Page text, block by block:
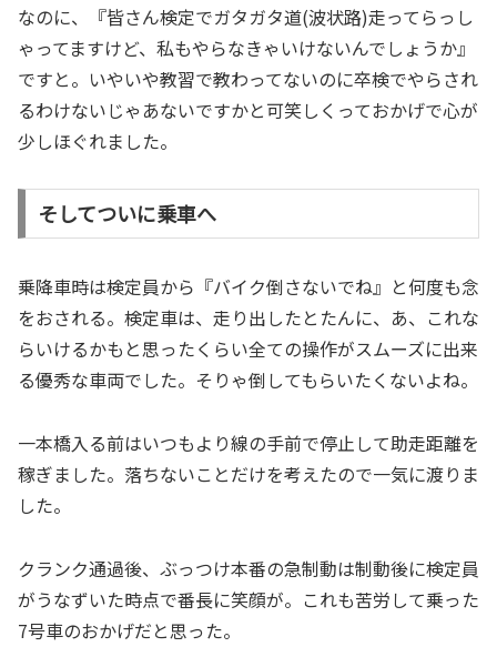
なのに、『皆さん検定でガタガタ道(波状路)走ってらっし
ゃってますけど、私もやらなきゃいけないんでしょうか』
ですと。いやいや教習で教わってないのに卒検でやらされ
るわけないじゃあないですかと可笑しくっておかげで心が
少しほぐれました。
そしてついに乗車へ
乗降車時は検定員から『バイク倒さないでね』と何度も念
をおされる。検定車は、走り出したとたんに、あ、これな
らいけるかもと思ったくらい全ての操作がスムーズに出来
る優秀な車両でした。そりゃ倒してもらいたくないよね。
一本橋入る前はいつもより線の手前で停止して助走距離を
稼ぎました。落ちないことだけを考えたので一気に渡りま
した。
クランク通過後、ぶっつけ本番の急制動は制動後に検定員
がうなずいた時点で番長に笑顔が。これも苦労して乗った
7号車のおかげだと思った。